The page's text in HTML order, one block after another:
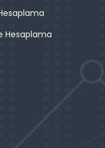
Hesaplama